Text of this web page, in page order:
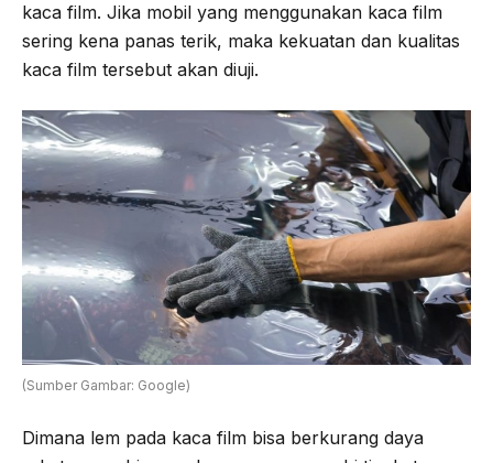
kaca film. Jika mobil yang menggunakan kaca film
sering kena panas terik, maka kekuatan dan kualitas
kaca film tersebut akan diuji.
(Sumber Gambar: Google)
Dimana lem pada kaca film bisa berkurang daya